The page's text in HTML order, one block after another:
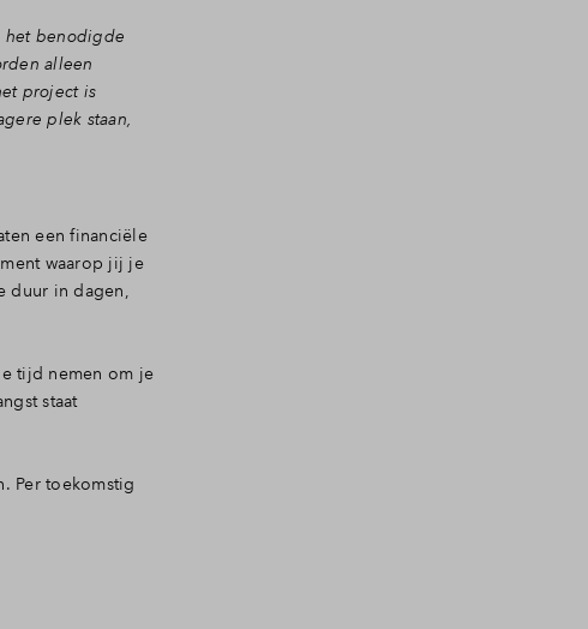
het benodigde
alleen
project is
plek staan,
een financiële
waarop jij je
duur in dagen,
tijd nemen om je
staat
Per toekomstig